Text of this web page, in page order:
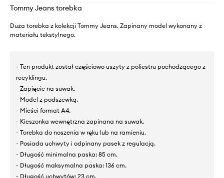
Tommy Jeans torebka
Duża torebka z kolekcji Tommy Jeans. Zapinany model wykonany z
materiału tekstylnego.
- Ten produkt został częściowo uszyty z poliestru pochodzącego z
recyklingu.
- Zapięcie na suwak.
- Model z podszewką.
- Mieści format A4.
- Kieszonka wewnętrzna zapinana na suwak.
- Torebka do noszenia w ręku lub na ramieniu.
- Posiada uchwyty i odpinany pasek z regulacją.
- Długość minimalna paska: 85 cm.
- Długość maksymalna paska: 136 cm.
- Długość uchwytów: 23 cm.